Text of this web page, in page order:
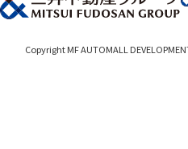
Copyright MF AUTOMALL